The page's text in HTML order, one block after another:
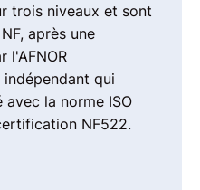
trois niveaux et sont
après une
l'AFNOR
qui
la norme ISO
NF522.